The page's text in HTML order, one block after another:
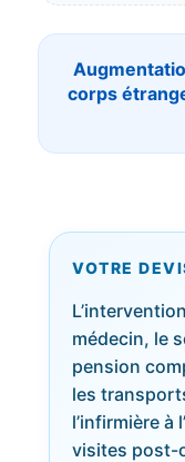
Nos
chirurgies
Obésité
Nos
chirurgiens
corps
VOTRE
médecin, le
pension
les
l’infirmière à
visites post-